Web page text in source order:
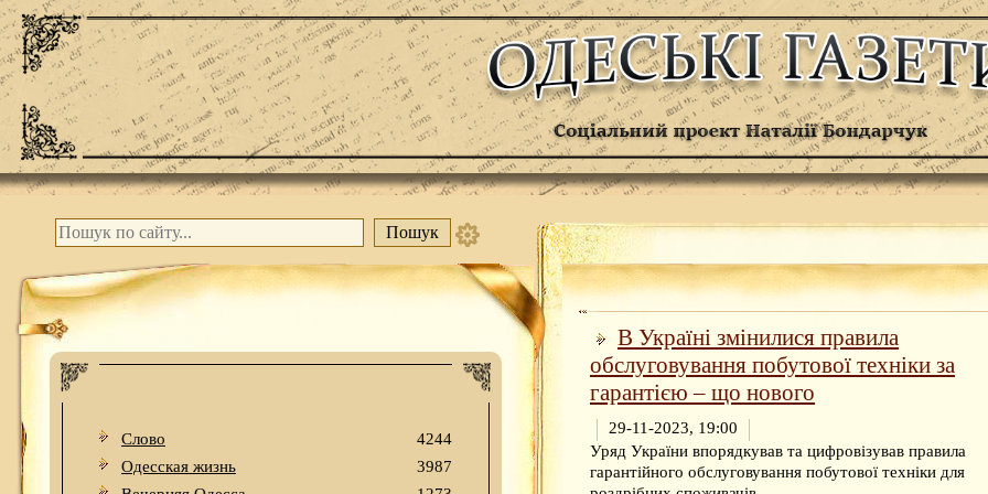
Слово
4244
Одесская жизнь
3987
В Україні змінилися правила
обслуговування побутової техніки за
гарантією – що нового
29-11-2023, 19:00
Уряд України впорядкував та цифровізував правила
гарантійного обслуговування побутової техніки для